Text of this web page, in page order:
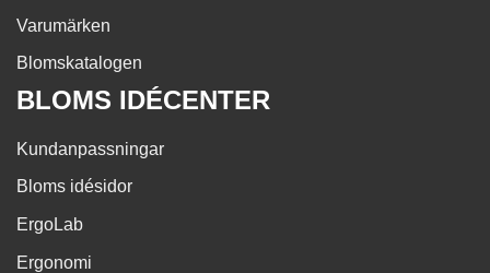
Varumärken
Blomskatalogen
BLOMS IDÉCENTER
Kundanpassningar
Bloms idésidor
ErgoLab
Ergonomi